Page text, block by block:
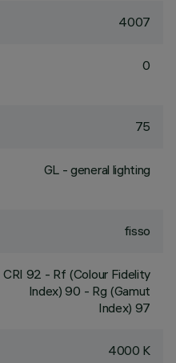
4007
0
75
GL - general lighting
fisso
CRI 92 - Rf (Colour Fidelity
Index) 90 - Rg (Gamut
Index) 97
4000 K